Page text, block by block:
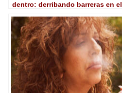
dentro: derribando barreras en el